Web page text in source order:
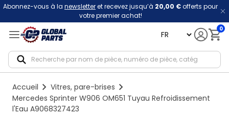
Abonnez-vous à la newsletteret recevez jusqu’à 20,00 €offerts pour
votre premier achat!
language 0
Accueil
Vitres, pare-brises
Mercedes Sprinter W906 OM651 Tuyau Refroidissement
l'Eau A9068327423